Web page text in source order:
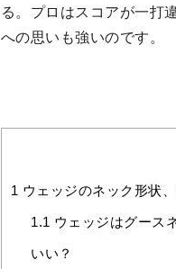
る。プロはスコアが一打
への思いも強いのです。
1 ウェッジのネック形状
1.1 ウェッジはグース
いい？